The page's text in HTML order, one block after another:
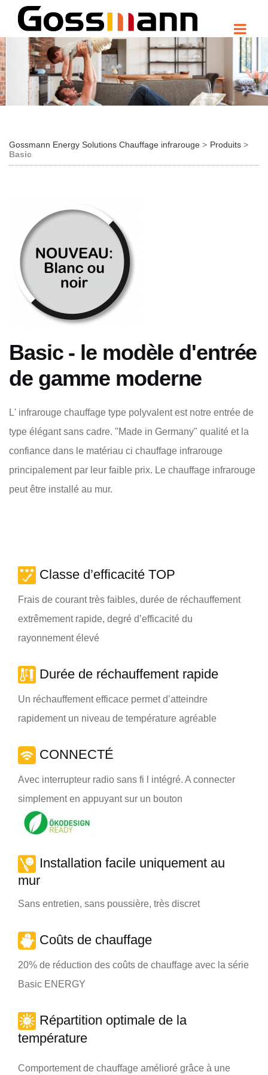
Gossmann Energy Solutions Chauffage infrarouge
Produits
Basic
Basic - le modèle d'entrée
de gamme moderne
L' infrarouge chauffage type polyvalent est notre entrée de
type élégant sans cadre. "Made in Germany" qualité et la
confiance dans le matériau ci chauffage infrarouge
principalement par leur faible prix. Le chauffage infrarouge
peut être installé au mur.
Classe d’efficacité TOP
Frais de courant très faibles, durée de réchauffement
extrêmement rapide, degré d’efficacité du
rayonnement élevé
Durée de réchauffement rapide
Un réchauffement efficace permet d’atteindre
rapidement un niveau de température agréable
CONNECTÉ
Avec interrupteur radio sans fi l intégré. A connecter
simplement en appuyant sur un bouton
Installation facile uniquement au
mur
Sans entretien, sans poussière, très discret
Coûts de chauffage
20% de réduction des coûts de chauffage avec la série
Basic ENERGY
Répartition optimale de la
température
Comportement de chauffage amélioré grâce à une